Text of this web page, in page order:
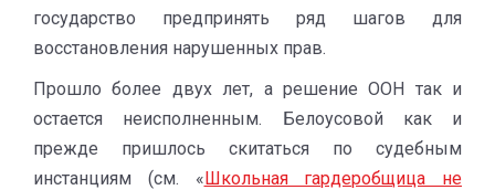
государство предпринять ряд шагов для
восстановления нарушенных прав.
Прошло более двух лет, а решение ООН так и
остается неисполненным. Белоусовой как и
прежде пришлось скитаться по судебным
инстанциям (см. «Школьная гардеробщица не